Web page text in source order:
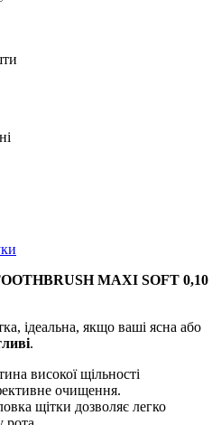
MAXI SOFT 0,10
ідеальна, якщо ваші ясна або
.
високої щільності
очищення.
щітки дозволяє легко